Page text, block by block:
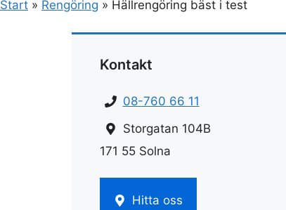
Start » Rengöring » Hällrengöring bäst i test
Kontakt
08-760 66 11
Storgatan 104B
171 55 Solna
Hitta oss